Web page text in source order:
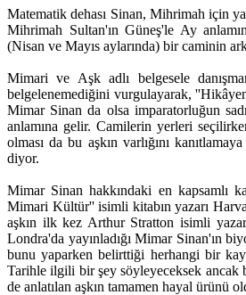
Matematik dehası Sinan, Mihrimah için
Mihrimah Sultan'ın Güneş'le Ay
(Nisan ve Mayıs aylarında) bir caminin
Mimari ve Aşk adlı belgesele
belgelenemediğini vurgulayarak,
Mimar Sinan da olsa imparatorluğun
anlamına gelir. Camilerin yerleri
olması da bu aşkın varlığını
diyor.
Mimar Sinan hakkındaki en kapsamlı
Mimari Kültür'' isimli kitabın yazarı
aşkın ilk kez Arthur Stratton isimli
Londra'da yayınladığı Mimar Sinan'ın
bunu yaparken belirttiği herhangi bir
Tarihle ilgili bir şey söyleyeceksek ancak
de anlatılan aşkın tamamen hayal ürünü